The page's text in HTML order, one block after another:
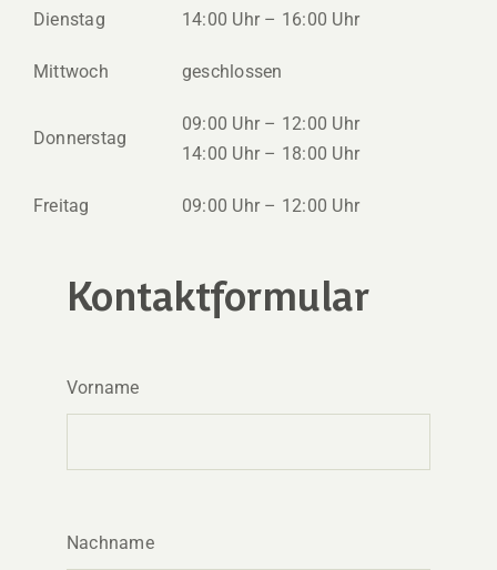
Dienstag 14:00 Uhr – 16:00 Uhr
Mittwoch geschlossen
Donnerstag
09:00 Uhr – 12:00 Uhr
14:00 Uhr – 18:00 Uhr
Freitag 09:00 Uhr – 12:00 Uhr
Kontaktformular
Vorname
Nachname